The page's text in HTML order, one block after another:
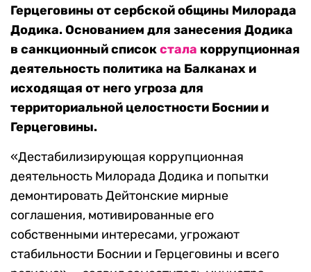
Герцеговины от сербской общины Милорада
Додика. Основанием для занесения Додика
в санкционный списокстала коррупционная
деятельность политика на Балканах и
исходящая от него угроза для
территориальной целостности Боснии и
Герцеговины.
«Дестабилизирующая коррупционная
деятельность Милорада Додика и попытки
демонтировать Дейтонские мирные
соглашения, мотивированные его
собственными интересами, угрожают
стабильности Боснии и Герцеговины и всего